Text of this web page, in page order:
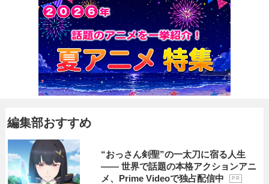
編集部おすすめ
“おっさん剣聖”の一太刀に宿る人生
―― 世界で話題の本格アクションアニ
メ、Prime Videoで独占配信中
P R